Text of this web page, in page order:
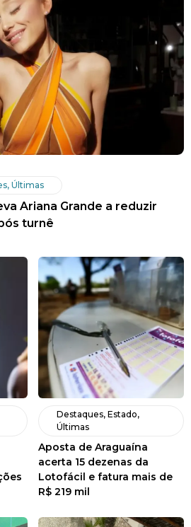
, Últimas
Ariana Grande a reduzir
turnê
Destaques, Estado,
Últimas
Aposta de Araguaína
acerta 15 dezenas da
Lotofácil e fatura mais de
R$ 219 mil